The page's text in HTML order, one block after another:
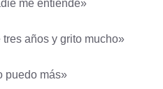
me entiende»
años y grito mucho»
puedo más»